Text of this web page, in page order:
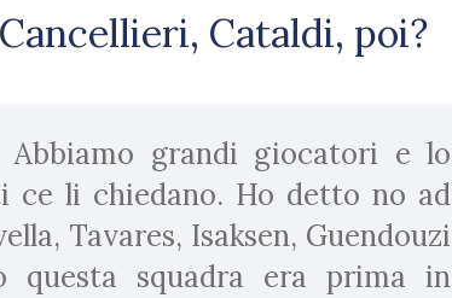
Cataldi, poi?
Abbiamo grandi giocatori e lo
li chiedano. Ho detto no ad
Tavares, Isaksen, Guendouzi
questa squadra era prima in